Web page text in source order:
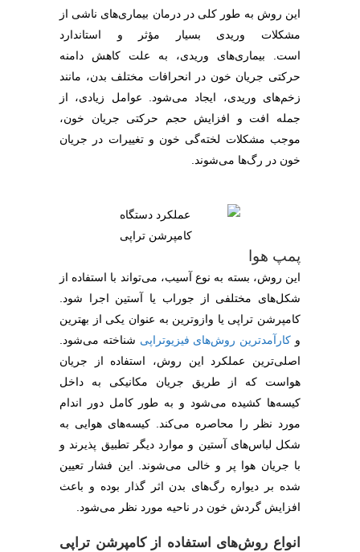
این روش به طور کلی در درمان بیماری‌های ناشی از
مشکلات وریدی بسیار مؤثر و استاندارد
است. بیماری‌های وریدی، به علت کاهش دامنه
حرکتی جریان خون در انحرافات مختلف بدن، مانند
زخم‌های وریدی، ایجاد می‌شود. عوامل زیادی، از
جمله افت و افزایش حجم حرکتی جریان خون،
موجب مشکلات لخته‌گی خون و تغییرات در جریان
خون در رگ‌ها می‌شوند.
پمپ هوا
این روش، بسته به نوع آسیب، می‌تواند با استفاده از
شکل‌های مختلفی از جوراب یا آستین اجرا شود.
کامپرشن تراپی یا وازوترین به عنوان یکی از بهترین
و کارآمدترین روش‌های فیزیوتراپی شناخته می‌شود.
اصلی‌ترین عملکرد این روش، استفاده از جریان
هواست که از طریق جریان مکانیکی به داخل
کیسه‌ها کشیده می‌شود و به طور کامل دور اندام
مورد نظر را محاصره می‌کند. کیسه‌های هوایی به
شکل لباس‌های آستین و موارد دیگر تطبیق پذیرند و
با جریان هوا پر و خالی می‌شوند. این فشار تعیین
شده بر دیواره رگ‌های بدن اثر گذار بوده و باعث
افزایش گردش خون در ناحیه مورد نظر می‌شود.
انواع روش‌های استفاده از کامپرشن تراپی